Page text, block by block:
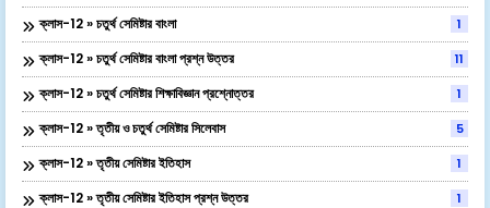
ক্লাস-12 » চতুর্থ সেমিষ্টার বাংলা 1
ক্লাস-12 » চতুর্থ সেমিষ্টার বাংলা প্রশ্ন উত্তর 11
ক্লাস-12 » চতুর্থ সেমিষ্টার শিক্ষাবিজ্ঞান প্রশ্নোত্তর 1
ক্লাস-12 » তৃতীয় ও চতুর্থ সেমিষ্টার সিলেবাস 5
ক্লাস-12 » তৃতীয় সেমিষ্টার ইতিহাস 1
ক্লাস-12 » তৃতীয় সেমিষ্টার ইতিহাস প্রশ্ন উত্তর 1